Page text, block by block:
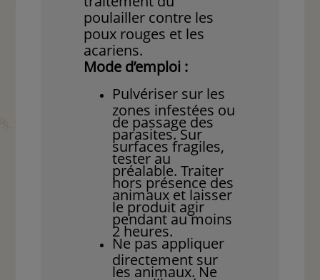
poulailler contre les
poux rouges et les
acariens.
Mode d’emploi :
Pulvériser sur les
zones infestées ou
de passage des
parasites. Sur
surfaces fragiles,
tester au
préalable. Traiter
hors présence des
animaux et laisser
le produit agir
pendant au moins
2 heures.
Ne pas appliquer
directement sur
les animaux. Ne